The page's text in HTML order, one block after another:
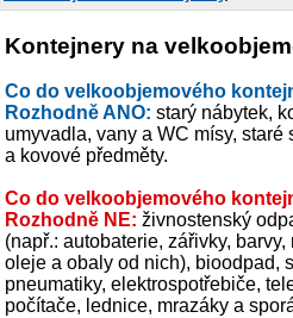
Kontejnery na
Co do velkoobjemového
Rozhodně ANO:starý nábytek,
umyvadla, vany a WC mísy,
a kovové předměty.
Co do velkoobjemového
Rozhodně NE: živnostenský
(např.: autobaterie, zářivky,
oleje a obaly od nich), bioodpad,
pneumatiky, elektrospotřebiče,
počítače, lednice, mrazáky a